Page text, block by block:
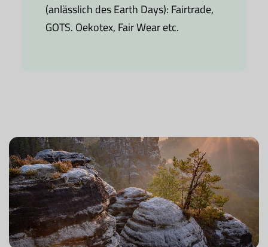
(anlässlich des Earth Days): Fairtrade,
GOTS. Oekotex, Fair Wear etc.